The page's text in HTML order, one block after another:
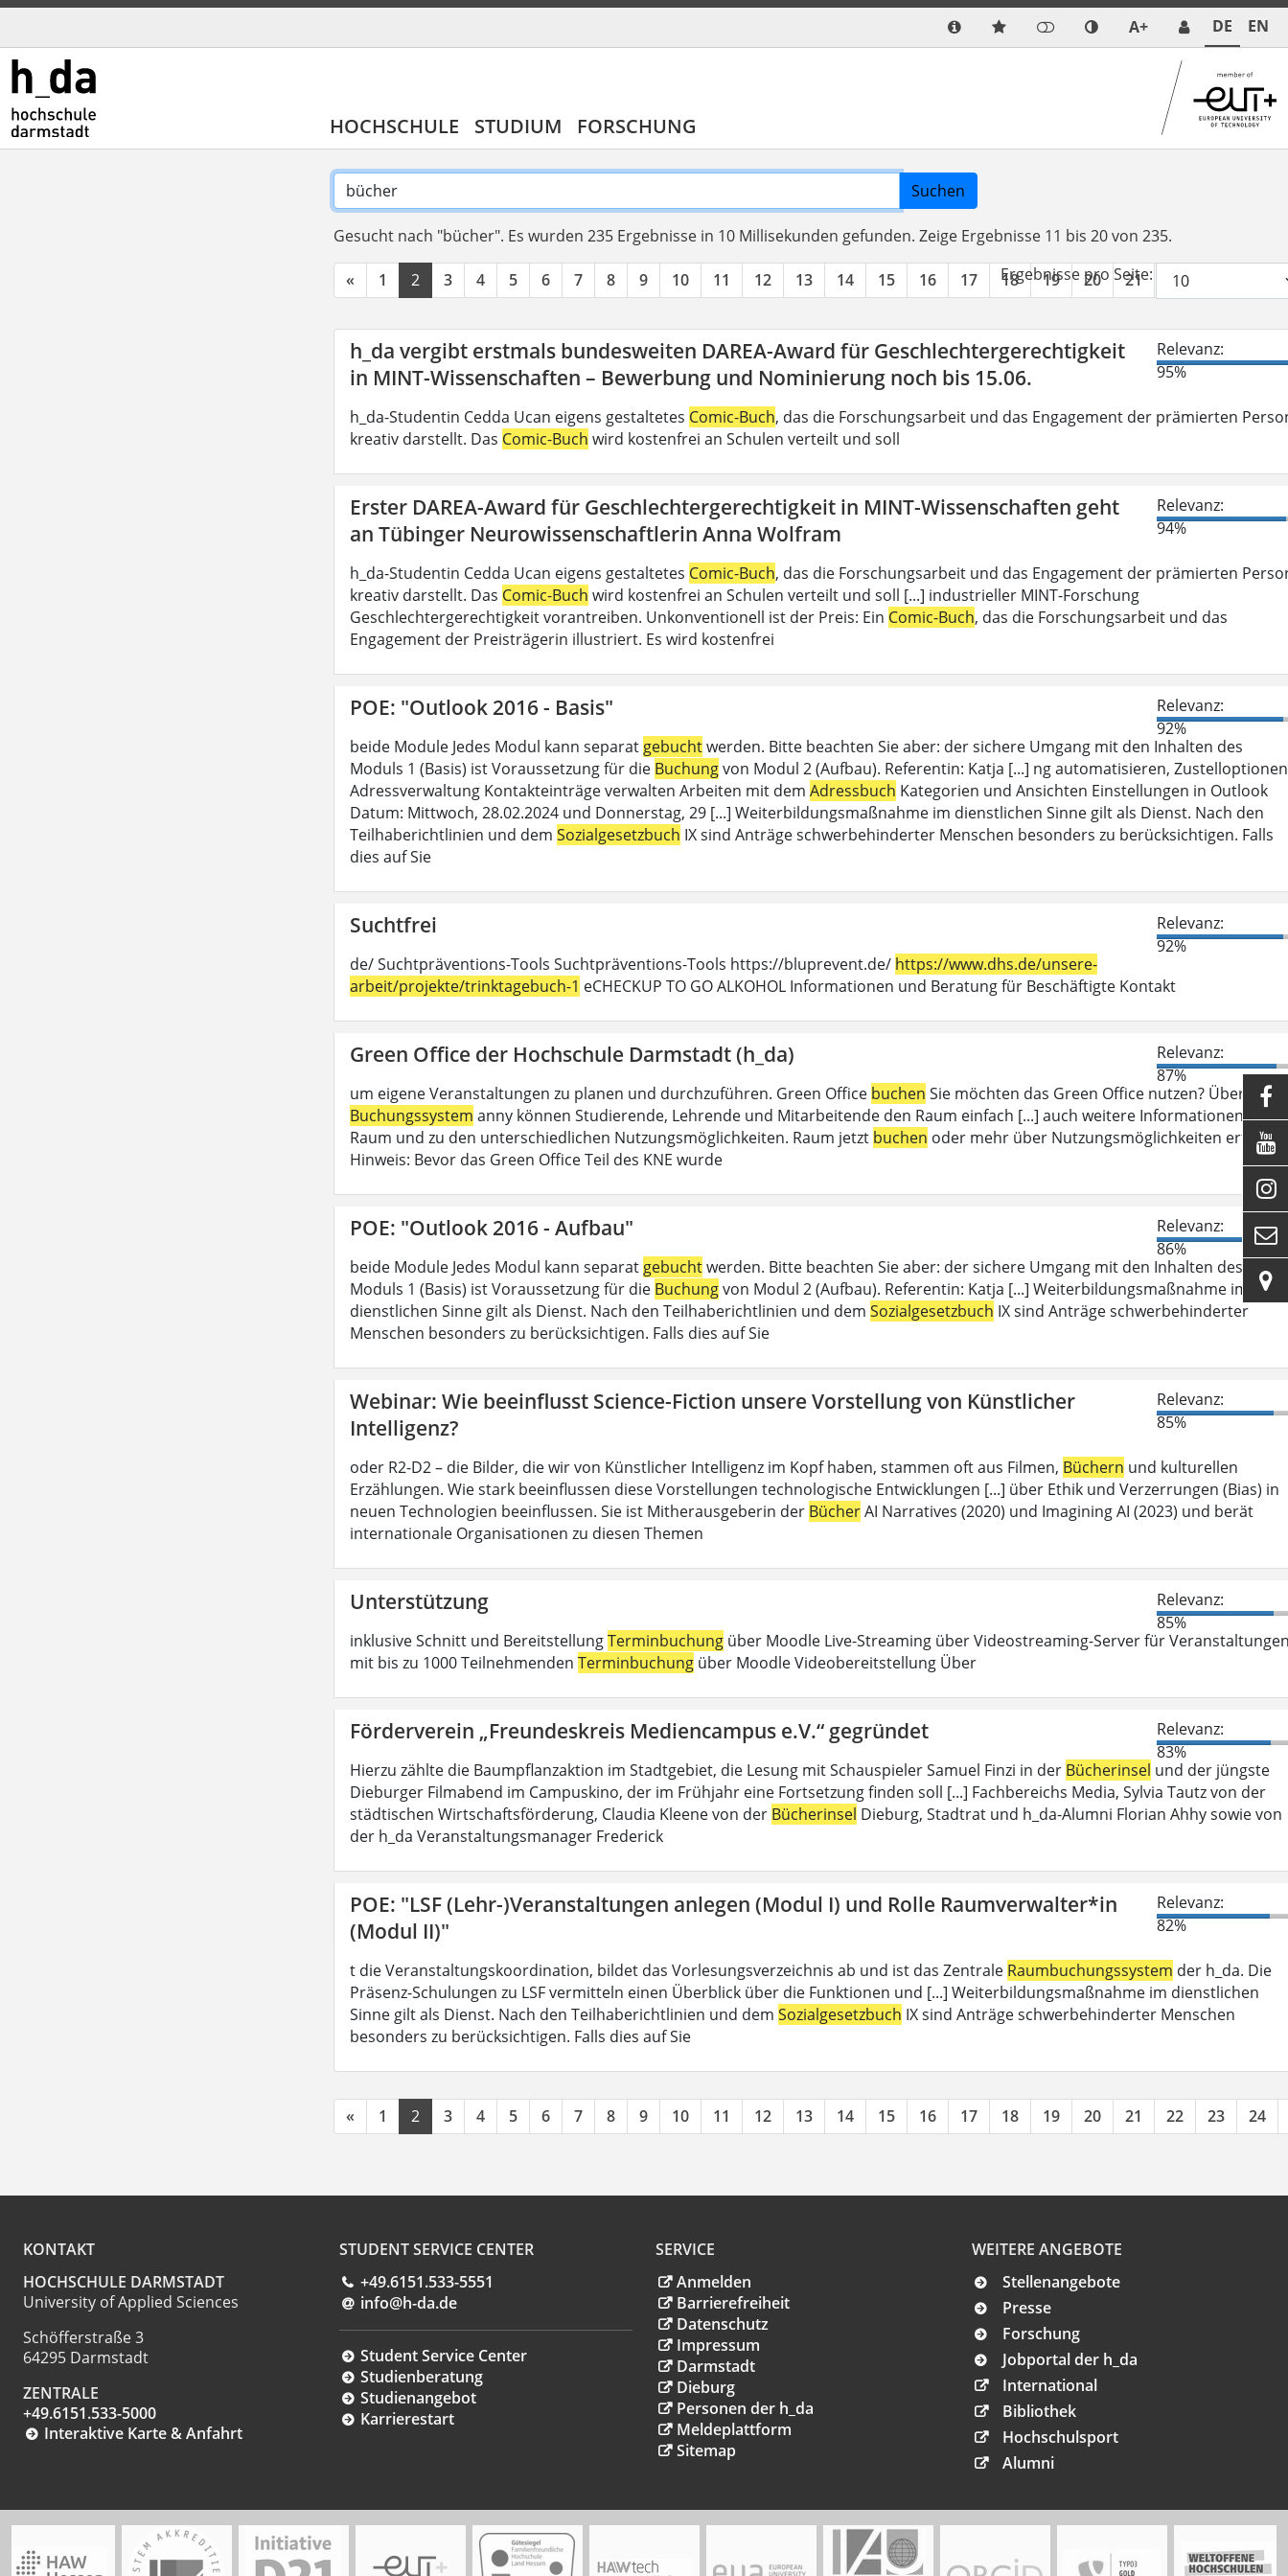
A+ DE EN
HOCHSCHULE STUDIUM FORSCHUNG
Suchen
Gesucht nach "bücher". Es wurden 235 Ergebnisse in 10 Millisekunden gefunden. Zeige Ergebnisse 11 bis 20 von 235.
« 1 2 3 4 5 6 7 8 9 10 11 12 13 14 15 16 17 18 19 20 21 22
Ergebnisse pro Seite:
h_da vergibt erstmals bundesweiten DAREA-Award für Geschlechtergerechtigkeit
in MINT-Wissenschaften – Bewerbung und Nominierung noch bis 15.06.
Relevanz:
95%
h_da-Studentin Cedda Ucan eigens gestaltetes Comic-Buch, das die Forschungsarbeit und das Engagement der prämierten
kreativ darstellt. Das Comic-Buch wird kostenfrei an Schulen verteilt und soll
Erster DAREA-Award für Geschlechtergerechtigkeit in MINT-Wissenschaften geht
an Tübinger Neurowissenschaftlerin Anna Wolfram
Relevanz:
94%
h_da-Studentin Cedda Ucan eigens gestaltetes Comic-Buch, das die Forschungsarbeit und das Engagement der prämierten
kreativ darstellt. Das Comic-Buch wird kostenfrei an Schulen verteilt und soll [...] industrieller MINT-Forschung
Geschlechtergerechtigkeit vorantreiben. Unkonventionell ist der Preis: Ein Comic-Buch, das die Forschungsarbeit und das
Engagement der Preisträgerin illustriert. Es wird kostenfrei
POE: "Outlook 2016 - Basis"
Relevanz:
92%
beide Module Jedes Modul kann separat gebuchtwerden. Bitte beachten Sie aber: der sichere Umgang mit den Inhalten des
Moduls 1 (Basis) ist Voraussetzung für die Buchungvon Modul 2 (Aufbau). Referentin: Katja [...] ng automatisieren, Zustelloptionen
Adressverwaltung Kontakteinträge verwalten Arbeiten mit dem Adressbuch Kategorien und Ansichten Einstellungen in Outlook
Datum: Mittwoch, 28.02.2024 und Donnerstag, 29 [...] Weiterbildungsmaßnahme im dienstlichen Sinne gilt als Dienst. Nach den
Teilhaberichtlinien und dem Sozialgesetzbuch IX sind Anträge schwerbehinderter Menschen besonders zu berücksichtigen. Falls
dies auf Sie
Suchtfrei
Relevanz:
92%
de/ Suchtpräventions-Tools Suchtpräventions-Tools https://bluprevent.de/ https://www.dhs.de/unsere-
arbeit/projekte/trinktagebuch-1 eCHECKUP TO GO ALKOHOL Informationen und Beratung für Beschäftigte Kontakt
Green Office der Hochschule Darmstadt (h_da)
Relevanz:
87%
um eigene Veranstaltungen zu planen und durchzuführen. Green Office buchen Sie möchten das Green Office nutzen? Über das
Buchungssystem anny können Studierende, Lehrende und Mitarbeitende den Raum einfach [...] auch weitere Informationen zum
Raum und zu den unterschiedlichen Nutzungsmöglichkeiten. Raum jetzt buchen oder mehr über Nutzungsmöglichkeiten
Hinweis: Bevor das Green Office Teil des KNE wurde
POE: "Outlook 2016 - Aufbau"
Relevanz:
86%
beide Module Jedes Modul kann separat gebuchtwerden. Bitte beachten Sie aber: der sichere Umgang mit den Inhalten des
Moduls 1 (Basis) ist Voraussetzung für die Buchungvon Modul 2 (Aufbau). Referentin: Katja [...] Weiterbildungsmaßnahme im
dienstlichen Sinne gilt als Dienst. Nach den Teilhaberichtlinien und dem Sozialgesetzbuch IX sind Anträge schwerbehinderter
Menschen besonders zu berücksichtigen. Falls dies auf Sie
Webinar: Wie beeinflusst Science-Fiction unsere Vorstellung von Künstlicher
Intelligenz?
Relevanz:
85%
oder R2-D2 – die Bilder, die wir von Künstlicher Intelligenz im Kopf haben, stammen oft aus Filmen, Büchern und kulturellen
Erzählungen. Wie stark beeinflussen diese Vorstellungen technologische Entwicklungen [...] über Ethik und Verzerrungen (Bias) in
neuen Technologien beeinflussen. Sie ist Mitherausgeberin der BücherAI Narratives (2020) und Imagining AI (2023) und berät
internationale Organisationen zu diesen Themen
Unterstützung
Relevanz:
85%
inklusive Schnitt und BereitstellungTerminbuchung über Moodle Live-Streaming über Videostreaming-Server für
mit bis zu 1000 Teilnehmenden Terminbuchung über Moodle Videobereitstellung Über
Förderverein „Freundeskreis Mediencampus e.V.“ gegründet
Relevanz:
83%
Hierzu zählte die Baumpflanzaktion im Stadtgebiet, die Lesung mit Schauspieler Samuel Finzi in der Bücherinsel und der jüngste
Dieburger Filmabend im Campuskino, der im Frühjahr eine Fortsetzung finden soll [...] Fachbereichs Media, Sylvia Tautz von der
städtischen Wirtschaftsförderung, Claudia Kleene von der Bücherinsel Dieburg, Stadtrat und h_da-Alumni Florian Ahhy sowie von
der h_da Veranstaltungsmanager Frederick
POE: "LSF (Lehr-)Veranstaltungen anlegen (Modul I) und Rolle Raumverwalter*in
(Modul II)"
Relevanz:
82%
t die Veranstaltungskoordination, bildet das Vorlesungsverzeichnis ab und ist das Zentrale Raumbuchungssystem der h_da. Die
Präsenz-Schulungen zu LSF vermitteln einen Überblick über die Funktionen und [...] Weiterbildungsmaßnahme im dienstlichen
Sinne gilt als Dienst. Nach den Teilhaberichtlinien und dem Sozialgesetzbuch IX sind Anträge schwerbehinderter Menschen
besonders zu berücksichtigen. Falls dies auf Sie
« 1 2 3 4 5 6 7 8 9 10 11 12 13 14 15 16 17 18 19 20 21 22 23 24
KONTAKT
HOCHSCHULE DARMSTADT
University of Applied Sciences
Schöfferstraße 3
64295 Darmstadt
ZENTRALE
+49.6151.533-5000
Interaktive Karte & Anfahrt
STUDENT SERVICE CENTER
+49.6151.533-5551
info@h-da.de
Student Service Center
Studienberatung
Studienangebot
Karrierestart
SERVICE
Anmelden
Barrierefreiheit
Datenschutz
Impressum
Darmstadt
Dieburg
Personen der h_da
Meldeplattform
Sitemap
WEITERE ANGEBOTE
Stellenangebote
Presse
Forschung
Jobportal der h_da
International
Bibliothek
Hochschulsport
Alumni




